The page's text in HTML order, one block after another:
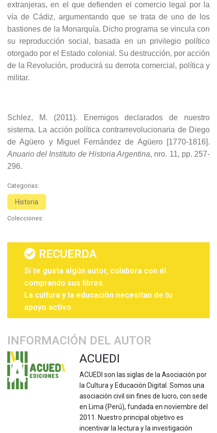
extranjeras, en el que defienden el comercio legal por la
vía de Cádiz, argumentando que se trata de uno de los
bastiones de la Monarquía. Dicho programa se vincula con
su reproducción social, basada en un privilegio político
otorgado por el Estado colonial. Su destrucción, por acción
de la Revolución, producirá su derrota comercial, política y
militar.
Schlez, M. (2011). Enemigos declarados de nuestro
sistema. La acción política contrarrevolucionaria de Diego
de Agüero y Miguel Fernández de Agüero [1770-1816].
Anuario del Instituto de Historia Argentina, nro. 11, pp. 257-
296.
Categorias:
Historia
Colecciones:
RECUERDA
Si te gusta algún autor, colabora con él
comprando sus libros.
La cultura y la educación necesitan de tu
apoyo activo.
INFORMACIÓN DEL AUTOR
ACUEDI
ACUEDI son las siglas de la Asociación por
la Cultura y Educación Digital. Somos una
asociación civil sin fines de lucro, con sede
en Lima (Perú), fundada en noviembre del
2011. Nuestro principal objetivo es
incentivar la lectura y la investigación